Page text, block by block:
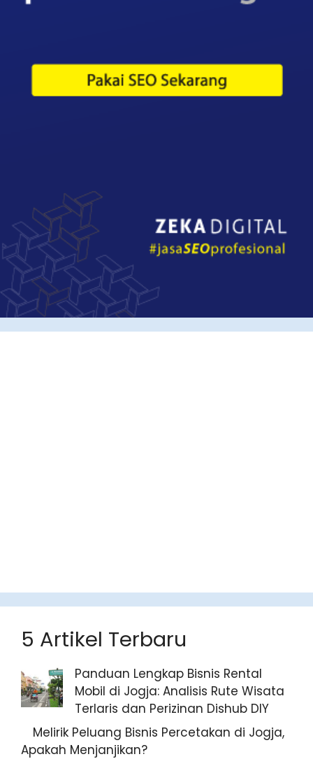
5 Artikel Terbaru
Panduan Lengkap Bisnis Rental
Mobil di Jogja: Analisis Rute Wisata
Terlaris dan Perizinan Dishub DIY
Melirik Peluang Bisnis Percetakan di
Jogja, Apakah Menjanjikan?